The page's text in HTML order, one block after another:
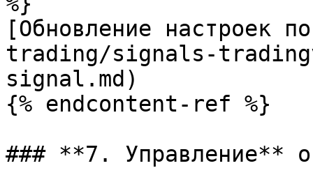
[Обновление настроек
trading/signals-
signal.md)
{% endcontent-ref %}
### **7. Управление**